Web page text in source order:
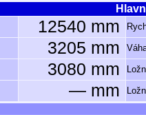
12540 mm
3205 mm
3080 mm
— mm